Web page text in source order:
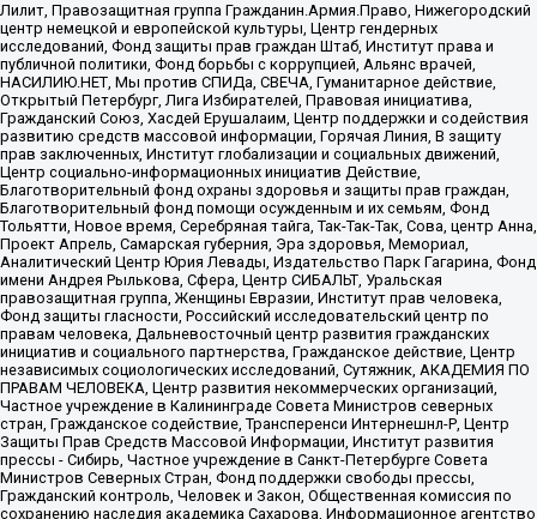
Лилит, Правозащитная группа Гражданин.Армия.Право, Нижегородский
центр немецкой и европейской культуры, Центр гендерных
исследований, Фонд защиты прав граждан Штаб, Институт права и
публичной политики, Фонд борьбы с коррупцией, Альянс врачей,
НАСИЛИЮ.НЕТ, Мы против СПИДа, СВЕЧА, Гуманитарное действие,
Открытый Петербург, Лига Избирателей, Правовая инициатива,
Гражданский Союз, Хасдей Ерушалаим, Центр поддержки и содействия
развитию средств массовой информации, Горячая Линия, В защиту
прав заключенных, Институт глобализации и социальных движений,
Центр социально-информационных инициатив Действие,
Благотворительный фонд охраны здоровья и защиты прав граждан,
Благотворительный фонд помощи осужденным и их семьям, Фонд
Тольятти, Новое время, Серебряная тайга, Так-Так-Так, Сова, центр Анна,
Проект Апрель, Самарская губерния, Эра здоровья, Мемориал,
Аналитический Центр Юрия Левады, Издательство Парк Гагарина, Фонд
имени Андрея Рылькова, Сфера, Центр СИБАЛЬТ, Уральская
правозащитная группа, Женщины Евразии, Институт прав человека,
Фонд защиты гласности, Российский исследовательский центр по
правам человека, Дальневосточный центр развития гражданских
инициатив и социального партнерства, Гражданское действие, Центр
независимых социологических исследований, Сутяжник, АКАДЕМИЯ ПО
ПРАВАМ ЧЕЛОВЕКА, Центр развития некоммерческих организаций,
Частное учреждение в Калининграде Совета Министров северных
стран, Гражданское содействие, Трансперенси Интернешнл-Р, Центр
Защиты Прав Средств Массовой Информации, Институт развития
прессы - Сибирь, Частное учреждение в Санкт-Петербурге Совета
Министров Северных Стран, Фонд поддержки свободы прессы,
Гражданский контроль, Человек и Закон, Общественная комиссия по
сохранению наследия академика Сахарова, Информационное агентство